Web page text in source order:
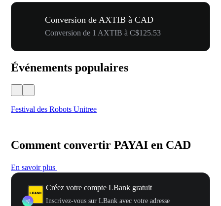
Conversion de AXTIB à CAD
Conversion de 1 AXTIB à C$125.53
Événements populaires
Festival des Robots Unitree
Comment convertir PAYAI en CAD
En savoir plus
Créez votre compte LBank gratuit
Inscrivez-vous sur LBank avec votre adresse